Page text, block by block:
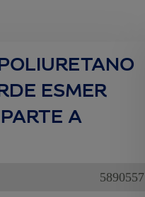
ESMER
A
5890557